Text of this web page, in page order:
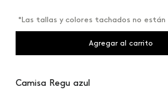
*Las tallas y colores tachados no están
Agregar al carrito
Camisa Regu azul